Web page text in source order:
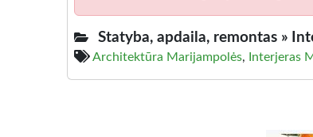
Statyba, apdaila, remontas »
Architektūra Marijampolės, Interjeras